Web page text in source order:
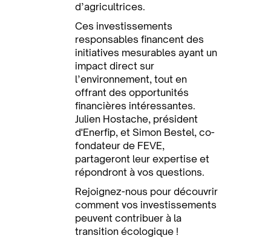
d’agricultrices.
Ces investissements
responsables financent des
initiatives mesurables ayant un
impact direct sur
l’environnement, tout en
offrant des opportunités
financières intéressantes.
Julien Hostache, président
d'Enerfip, et Simon Bestel, co-
fondateur de FEVE,
partageront leur expertise et
répondront à vos questions.
Rejoignez-nous pour découvrir
comment vos investissements
peuvent contribuer à la
transition écologique !